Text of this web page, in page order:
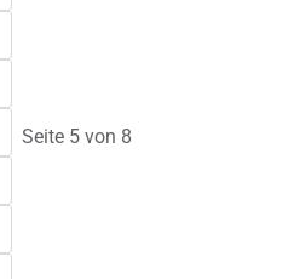
Seite 5 von 8